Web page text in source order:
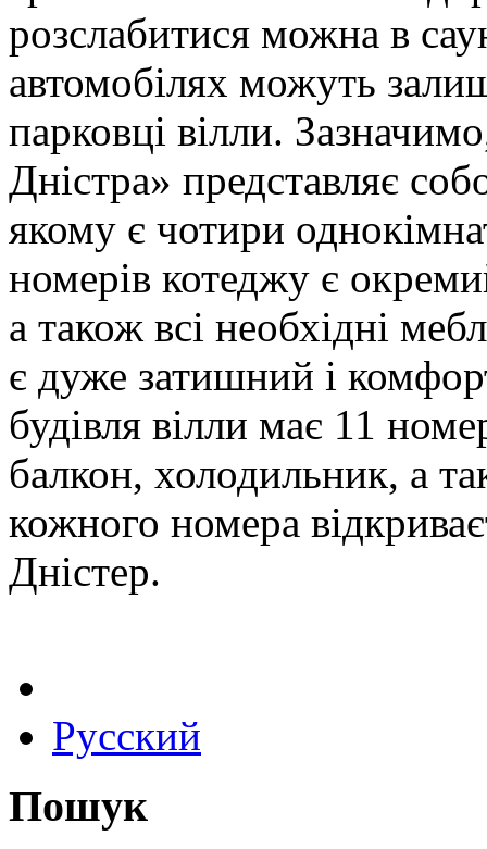
розслабитися можна в
автомобілях можуть
парковці вілли.
Дністра» представляє
якому є чотири
номерів котеджу є
а також всі необхідні
є дуже затишний і
будівля вілли має 11
балкон, холодильник, а
кожного номера
Дністер.
Русский
Пошук